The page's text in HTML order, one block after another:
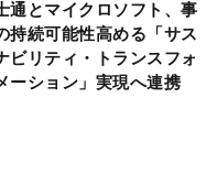
通とマイクロソフト、事
持続可能性高める「サス
ビリティ・トランスフォ
ーション」実現へ連携